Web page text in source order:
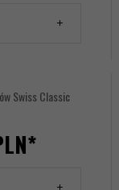
Swiss Classic